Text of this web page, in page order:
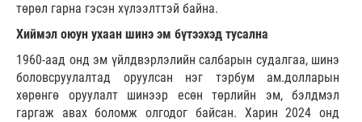
төрөл гарна гэсэн хүлээлттэй байна.
Хиймэл оюун ухаан шинэ эм бүтээхэд тусална
1960-аад онд эм үйлдвэрлэлийн салбарын судалгаа, шинэ
боловсруулалтад оруулсан нэг тэрбум ам.долларын
хөрөнгө оруулалт шинээр есөн төрлийн эм, бэлдмэл
гаргаж авах боломж олгодог байсан. Харин 2024 онд